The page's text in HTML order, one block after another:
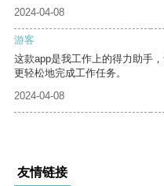
2024-04-08
游客
这款app是我工作上的得力助手
更轻松地完成工作任务。
2024-04-08
友情链接